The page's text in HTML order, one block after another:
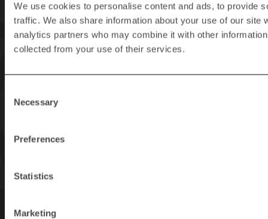
We use cookies to personalise content and ads, to provide
traffic. We also share information about your use of our site
analytics partners who may combine it with other
collected from your use of their services.
Selection
Necessary
Preferences
Statistics
Marketing